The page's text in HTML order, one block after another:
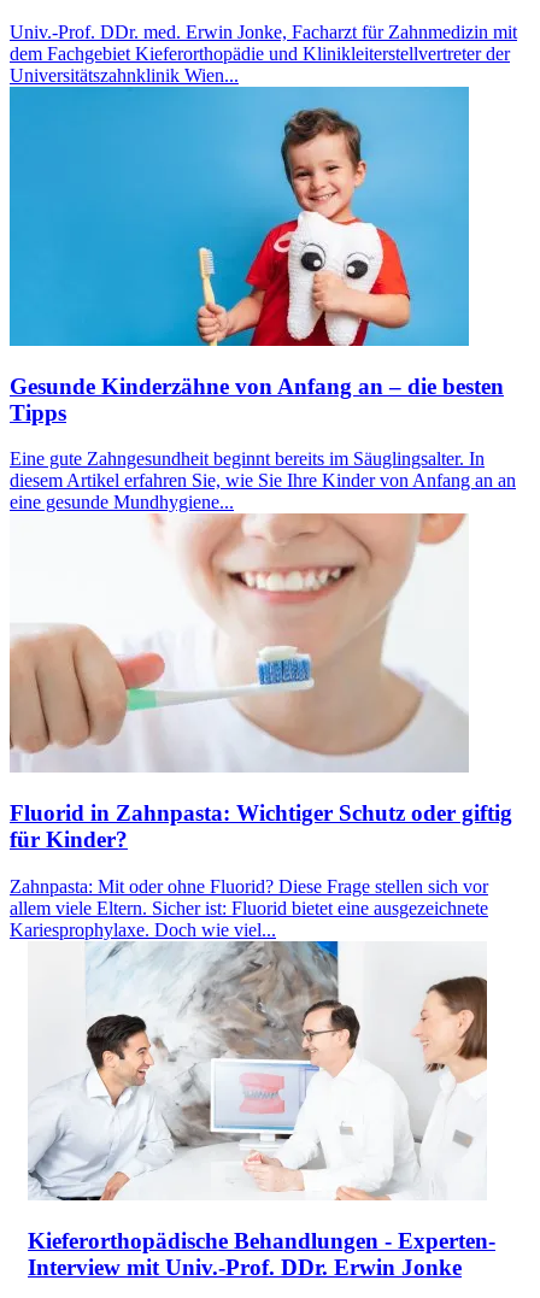
Univ.-Prof. DDr. med. Erwin Jonke, Facharzt für Zahnmedizin mit
dem Fachgebiet Kieferorthopädie und Klinikleiterstellvertreter der
Universitätszahnklinik Wien...
Gesunde Kinderzähne von Anfang an – die besten
Tipps
Eine gute Zahngesundheit beginnt bereits im Säuglingsalter. In
diesem Artikel erfahren Sie, wie Sie Ihre Kinder von Anfang an an
eine gesunde Mundhygiene...
Fluorid in Zahnpasta: Wichtiger Schutz oder giftig
für Kinder?
Zahnpasta: Mit oder ohne Fluorid? Diese Frage stellen sich vor
allem viele Eltern. Sicher ist: Fluorid bietet eine ausgezeichnete
Kariesprophylaxe. Doch wie viel...
Kieferorthopädische Behandlungen - Experten-
Interview mit Univ.-Prof. DDr. Erwin Jonke